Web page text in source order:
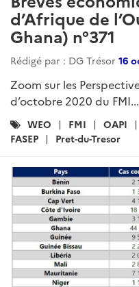
d’Afrique de
Ghana) n°371
Rédigé par : DG Trésor 16
Zoom sur les
d’octobre 2020 du FMI...
Catégories
:
WEO FMI OAPI
FASEP
Pret-du-Tresor